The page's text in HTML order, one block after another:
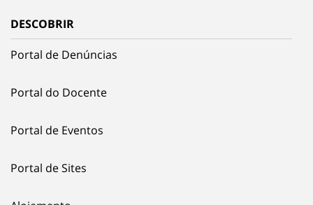
DESCOBRIR
Portal de Denúncias
Portal do Docente
Portal de Eventos
Portal de Sites